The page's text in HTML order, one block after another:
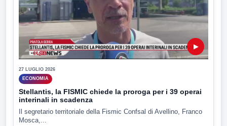
▶
27 LUGLIO 2026
ECONOMIA
Stellantis, la FISMIC chiede la proroga per i 39 operai
interinali in scadenza
Il segretario territoriale della Fismic Confsal di Avellino, Franco
Mosca,...